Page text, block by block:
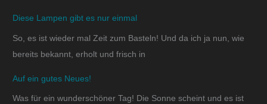
Diese Lampen gibt es nur einmal
So, es ist wieder mal Zeit zum Basteln! Und da ich ja nun, wie
bereits bekannt, erholt und frisch in
Auf ein gutes Neues!
Was für ein wunderschöner Tag! Die Sonne scheint und es ist